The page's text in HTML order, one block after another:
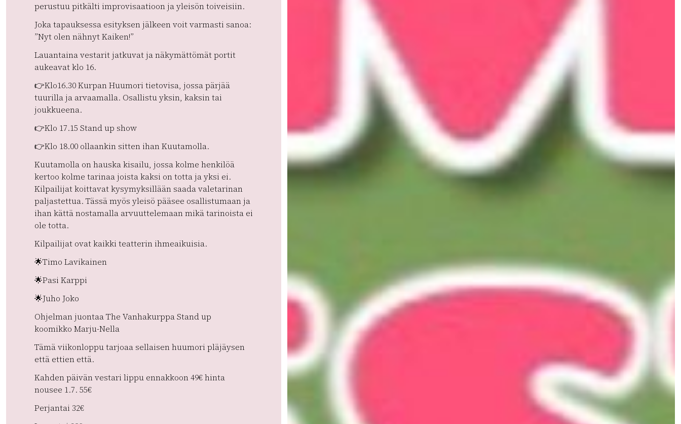
perustuu pitkälti improvisaatioon ja yleisön toiveisiin.
Joka tapauksessa esityksen jälkeen voit varmasti sanoa:
”Nyt olen nähnyt Kaiken!”
Lauantaina vestarit jatkuvat ja näkymättömät portit
aukeavat klo 16.
👉Klo16.30 Kurpan Huumori tietovisa, jossa pärjää
tuurilla ja arvaamalla. Osallistu yksin, kaksin tai
joukkueena.
👉Klo 17.15 Stand up show
👉Klo 18.00 ollaankin sitten ihan Kuutamolla.
Kuutamolla on hauska kisailu, jossa kolme henkilöä
kertoo kolme tarinaa joista kaksi on totta ja yksi ei.
Kilpailijat koittavat kysymyksillään saada valetarinan
paljastettua. Tässä myös yleisö pääsee osallistumaan ja
ihan kättä nostamalla arvuuttelemaan mikä tarinoista ei
ole totta.
Kilpailijat ovat kaikki teatterin ihmeaikuisia.
🌟Timo Lavikainen
🌟Pasi Karppi
🌟Juho Joko
Ohjelman juontaa The Vanhakurppa Stand up
koomikko Marju-Nella
Tämä viikonloppu tarjoaa sellaisen huumori pläjäysen
että ettien että.
Kahden päivän vestari lippu ennakkoon 49€ hinta
nousee 1.7. 55€
Perjantai 32€